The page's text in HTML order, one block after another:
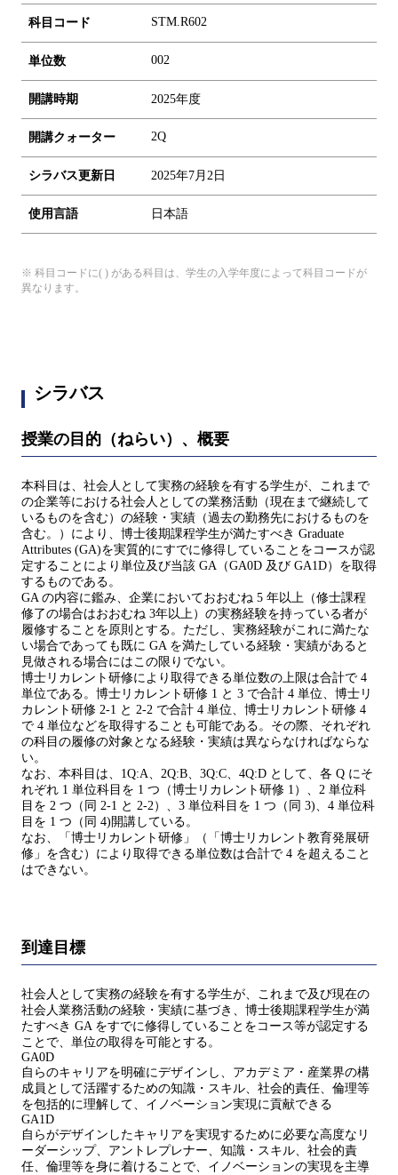
科目コード STM.R602
単位数 002
開講時期 2025年度
開講クォーター 2Q
シラバス更新日 2025年7月2日
使用言語 日本語
※ 科目コードに( ) がある科目は、学生の入学年度によって科目コードが
異なります。
シラバス
授業の目的（ねらい）、概要
本科目は、社会人として実務の経験を有する学生が、これまで
の企業等における社会人としての業務活動（現在まで継続して
いるものを含む）の経験・実績（過去の勤務先におけるものを
含む。）により、博士後期課程学生が満たすべき Graduate
Attributes (GA)を実質的にすでに修得していることをコースが認
定することにより単位及び当該 GA（GA0D 及び GA1D）を取得
するものである。
GA の内容に鑑み、企業においておおむね 5 年以上（修士課程
修了の場合はおおむね 3年以上）の実務経験を持っている者が
履修することを原則とする。ただし、実務経験がこれに満たな
い場合であっても既に GA を満たしている経験・実績があると
見做される場合にはこの限りでない。
博士リカレント研修により取得できる単位数の上限は合計で 4
単位である。博士リカレント研修 1 と 3 で合計 4 単位、博士リ
カレント研修 2-1 と 2-2 で合計 4 単位、博士リカレント研修 4
で 4 単位などを取得することも可能である。その際、それぞれ
の科目の履修の対象となる経験・実績は異ならなければならな
い。
なお、本科目は、1Q:A、2Q:B、3Q:C、4Q:D として、各 Q にそ
れぞれ 1 単位科目を 1 つ（博士リカレント研修 1）、2 単位科
目を 2 つ（同 2-1 と 2-2）、3 単位科目を 1 つ（同 3)、4 単位科
目を 1 つ（同 4)開講している。
なお、「博士リカレント研修」（「博士リカレント教育発展研
修」を含む）により取得できる単位数は合計で 4 を超えること
はできない。
到達目標
社会人として実務の経験を有する学生が、これまで及び現在の
社会人業務活動の経験・実績に基づき、博士後期課程学生が満
たすべき GA をすでに修得していることをコース等が認定する
ことで、単位の取得を可能とする。
GA0D
自らのキャリアを明確にデザインし、アカデミア・産業界の構
成員として活躍するための知識・スキル、社会的責任、倫理等
を包括的に理解して、イノベーション実現に貢献できる
GA1D
自らがデザインしたキャリアを実現するために必要な高度なリ
ーダーシップ、アントレプレナー、知識・スキル、社会的責
任、倫理等を身に着けることで、イノベーションの実現を主導